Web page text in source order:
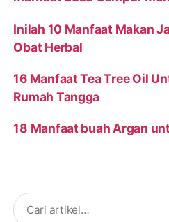
Inilah 10 Manfaat Makan
Obat Herbal
16 Manfaat Tea Tree Oil
Rumah Tangga
18 Manfaat buah Argan
Search
for: